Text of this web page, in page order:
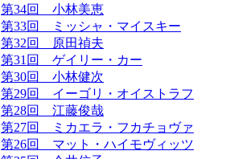
第34回 小林美恵
第33回 ミッシャ・マイスキー
第32回 原田禎夫
第31回 ゲイリー・カー
第30回 小林健次
第29回 イーゴリ・オイストラフ
第28回 江藤俊哉
第27回 ミカエラ・フカチョヴァ
第26回 マット・ハイモヴィッツ